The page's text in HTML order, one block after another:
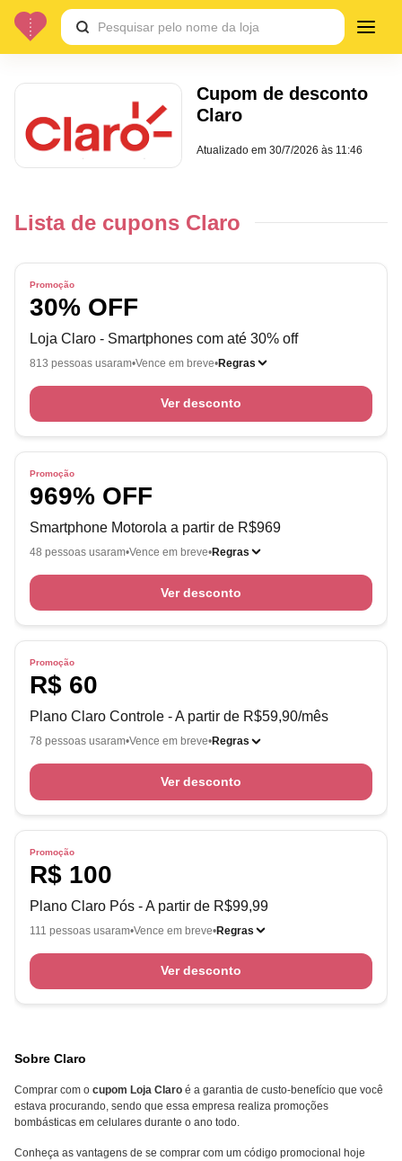
Cupom de desconto
Claro
Atualizado em30/7/2026 às 11:46
Lista de cupons Claro
Promoção
30% OFF
Loja Claro - Smartphones com até 30% off
813 pessoas usaram Vence em breve Regras
Ver desconto
Promoção
969% OFF
Smartphone Motorola a partir de R$969
48 pessoas usaram Vence em breve Regras
Ver desconto
Promoção
R$ 60
Plano Claro Controle - A partir de R$59,90/mês
78 pessoas usaram Vence em breve Regras
Ver desconto
Promoção
R$ 100
Plano Claro Pós - A partir de R$99,99
111 pessoas usaram Vence em breve Regras
Ver desconto
Sobre Claro
Comprar com o cupom Loja Claro é a garantia de custo-benefício que você
estava procurando, sendo que essa empresa realiza promoções
bombásticas em celulares durante o ano todo.
Conheça as vantagens de se comprar com um código promocional hoje